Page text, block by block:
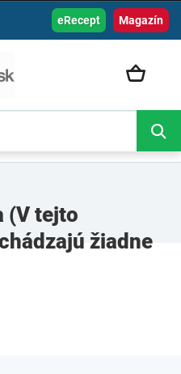
Magazín
eRecept
(V tejto
žiadne